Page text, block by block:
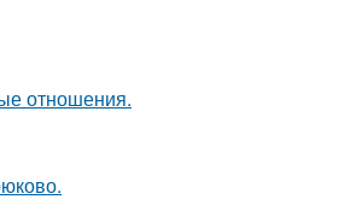
отношения.